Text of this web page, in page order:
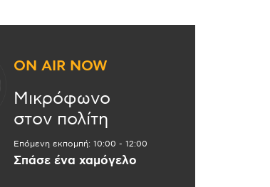
ON AIR NOW
Μικρόφωνο
στον πολίτη
Επόμενη εκπομπή: 10:00 - 12:00
Σπάσε ένα χαμόγελο